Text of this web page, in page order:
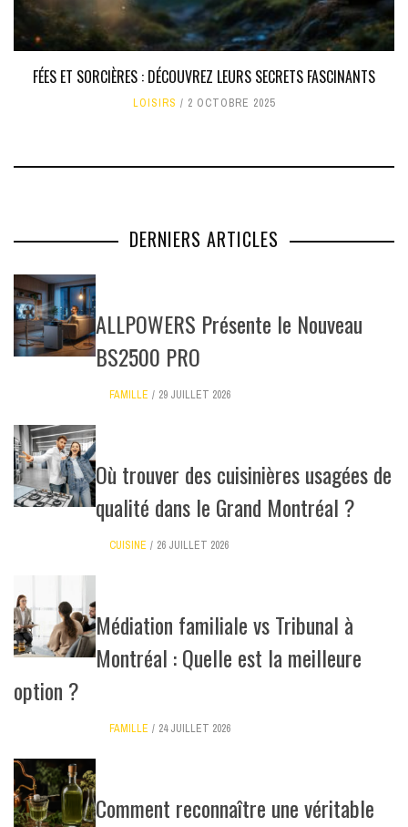
FÉES ET SORCIÈRES : DÉCOUVREZ LEURS SECRETS FASCINANTS
LOISIRS 2 OCTOBRE 2025
DERNIERS ARTICLES
ALLPOWERS Présente le Nouveau
BS2500 PRO
FAMILLE 29 JUILLET 2026
Où trouver des cuisinières usagées de
qualité dans le Grand Montréal ?
CUISINE 26 JUILLET 2026
Médiation familiale vs Tribunal à
Montréal : Quelle est la meilleure
option ?
FAMILLE 24 JUILLET 2026
Comment reconnaître une véritable